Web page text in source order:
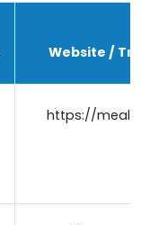
Website /
https://